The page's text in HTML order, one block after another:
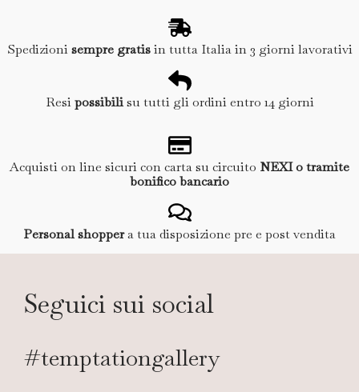
Spedizionisempre gratisin tutta Italia in 3 giorni lavorativi
Resipossibilisu tutti gli ordini entro 14 giorni
Acquisti on line sicuri con carta su circuito NEXI o tramite
bonifico bancario
Personal shoppera tua disposizione pre e post vendita
Seguici sui social
#temptationgallery